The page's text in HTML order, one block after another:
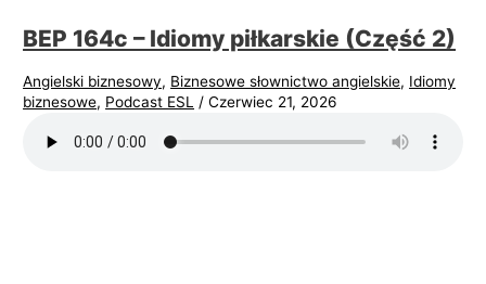
BEP 164c – Idiomy piłkarskie (Część 2)
Angielski biznesowy, Biznesowe słownictwo angielskie, Idiomy
biznesowe, Podcast ESL /Czerwiec 21, 2026